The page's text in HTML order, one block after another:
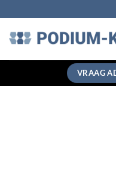
naar
inhoud
VRAAG